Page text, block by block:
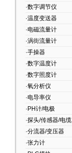
·数字调节仪
·温度变送器
·电磁流量计
·涡街流量计
·手操器
·数字温度计
·数字照度计
·氧分析仪
·电导率仪
·PH计/电极
·探头/传感器/电缆
·分流器/变压器
·张力计